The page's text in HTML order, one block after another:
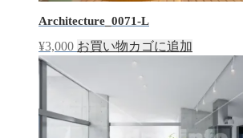
Architecture_0071-L
¥3,000 お買い物カゴに追加